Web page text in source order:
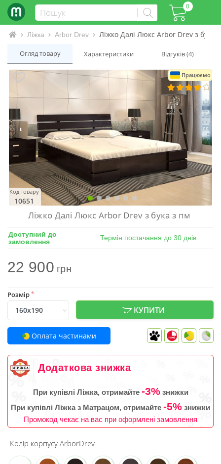
0
Інтернет-магазин матраців та ліжок
Ліжка Arbor Drev Ліжко Далі Люкс Arbor Drev з бука
Огляд товару Характеристики Відгуків (4)
Працюємо
Код товару
10651
Ліжко Далі Люкс Arbor Drev з бука з пм
Доступний до
замовлення
Термін постачання до 30 днів
22 900грн
Розмір*
КУПИТИ
Оплата частинами
Додаткова знижка
При купівлі Ліжка, отримайте -3%знижки
При купівлі Ліжка з Матрацом, отримайте -5% знижки
Промокод чекає на вас при оформлені замовлення
Колір корпусу ArborDrev